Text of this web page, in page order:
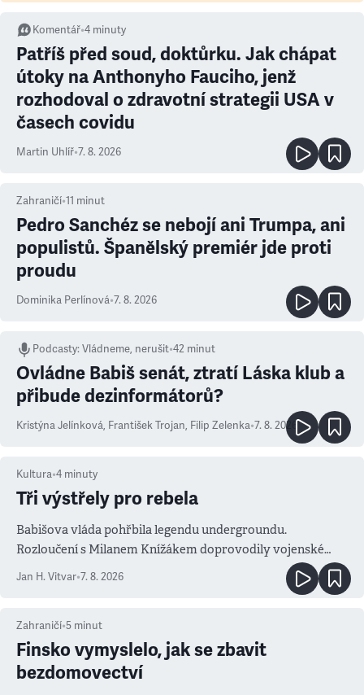
Komentář•4 minuty
Patříš před soud, doktůrku. Jak chápat
útoky na Anthonyho Fauciho, jenž
rozhodoval o zdravotní strategii USA v
časech covidu
Martin Uhlíř•7. 8. 2026
Zahraničí•11 minut
Pedro Sanchéz se nebojí ani Trumpa, ani
populistů. Španělský premiér jde proti
proudu
Dominika Perlínová•7. 8. 2026
Podcasty:Vládneme, nerušit•42 minut
Ovládne Babiš senát, ztratí Láska klub a
přibude dezinformátorů?
Kristýna Jelínková, František Trojan, Filip Zelenka•7. 8. 2026
Kultura•4 minuty
Tři výstřely pro rebela
Babišova vláda pohřbila legendu undergroundu.
Rozloučení s Milanem Knížákem doprovodily vojenské
salvy i kritika pokrokářů
Jan H. Vitvar•7. 8. 2026
Zahraničí•5 minut
Finsko vymyslelo, jak se zbavit
bezdomovectví